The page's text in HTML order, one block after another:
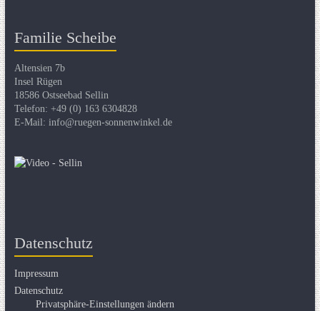
Familie Scheibe
Altensien 7b
Insel Rügen
18586 Ostseebad Sellin
Telefon: +49 (0) 163 6304828
E-Mail: info@ruegen-sonnenwinkel.de
Datenschutz
Impressum
Datenschutz
Privatsphäre-Einstellungen ändern